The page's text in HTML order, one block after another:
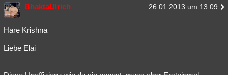
BhaktaUlrich 26.01.2013 um 13:09
Hare Krishna
Liebe Elai